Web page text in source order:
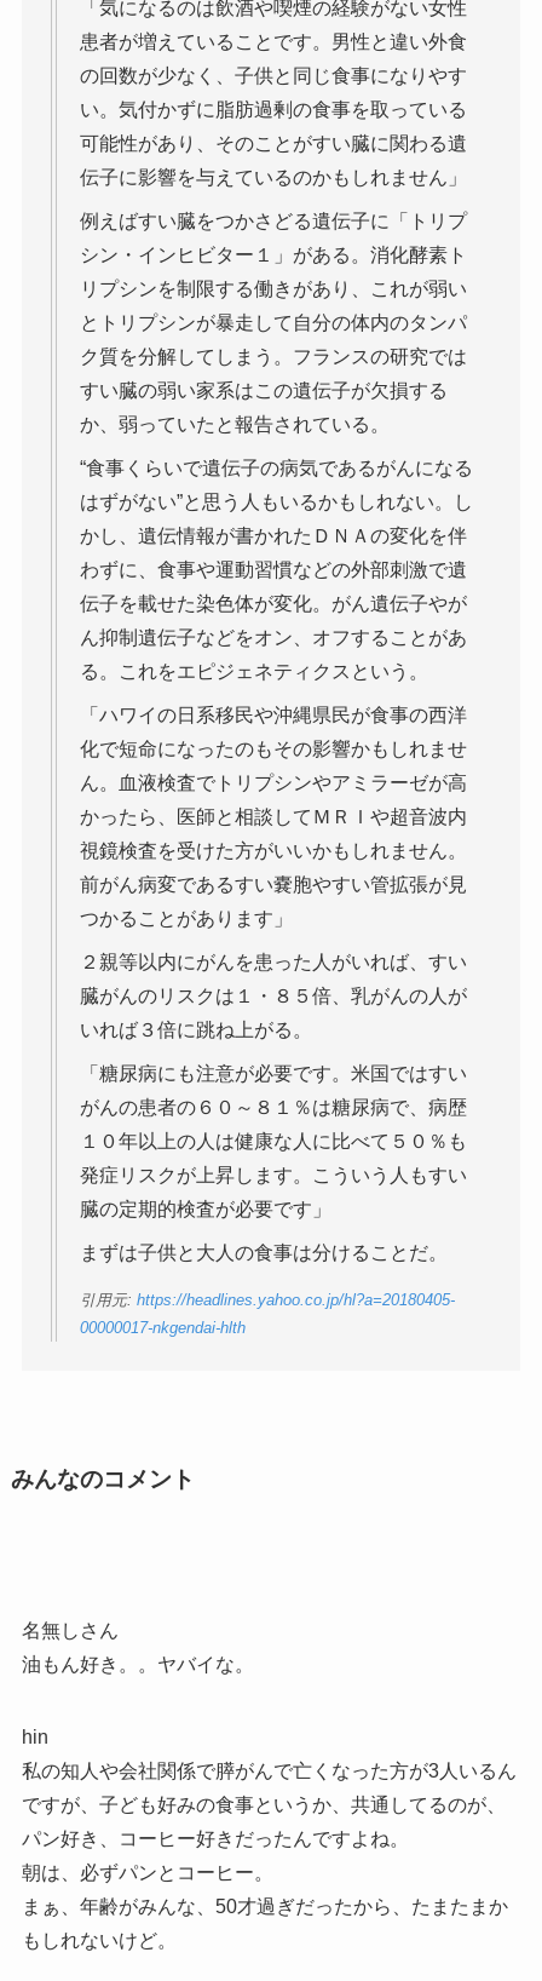
「気になるのは飲酒や喫煙の経験がない女性
患者が増えていることです。男性と違い外食
の回数が少なく、子供と同じ食事になりやす
い。気付かずに脂肪過剰の食事を取っている
可能性があり、そのことがすい臓に関わる遺
伝子に影響を与えているのかもしれません」
例えばすい臓をつかさどる遺伝子に「トリプ
シン・インヒビター１」がある。消化酵素ト
リプシンを制限する働きがあり、これが弱い
とトリプシンが暴走して自分の体内のタンパ
ク質を分解してしまう。フランスの研究では
すい臓の弱い家系はこの遺伝子が欠損する
か、弱っていたと報告されている。
“食事くらいで遺伝子の病気であるがんになる
はずがない”と思う人もいるかもしれない。し
かし、遺伝情報が書かれたＤＮＡの変化を伴
わずに、食事や運動習慣などの外部刺激で遺
伝子を載せた染色体が変化。がん遺伝子やが
ん抑制遺伝子などをオン、オフすることがあ
る。これをエピジェネティクスという。
「ハワイの日系移民や沖縄県民が食事の西洋
化で短命になったのもその影響かもしれませ
ん。血液検査でトリプシンやアミラーゼが高
かったら、医師と相談してＭＲＩや超音波内
視鏡検査を受けた方がいいかもしれません。
前がん病変であるすい嚢胞やすい管拡張が見
つかることがあります」
２親等以内にがんを患った人がいれば、すい
臓がんのリスクは１・８５倍、乳がんの人が
いれば３倍に跳ね上がる。
「糖尿病にも注意が必要です。米国ではすい
がんの患者の６０～８１％は糖尿病で、病歴
１０年以上の人は健康な人に比べて５０％も
発症リスクが上昇します。こういう人もすい
臓の定期的検査が必要です」
まずは子供と大人の食事は分けることだ。
引用元: https://headlines.yahoo.co.jp/hl?a=20180405-
00000017-nkgendai-hlth
みんなのコメント
名無しさん
油もん好き。。ヤバイな。
hin
私の知人や会社関係で膵がんで亡くなった方が3人いるん
ですが、子ども好みの食事というか、共通してるのが、
パン好き、コーヒー好きだったんですよね。
朝は、必ずパンとコーヒー。
まぁ、年齢がみんな、50才過ぎだったから、たまたまか
もしれないけど。